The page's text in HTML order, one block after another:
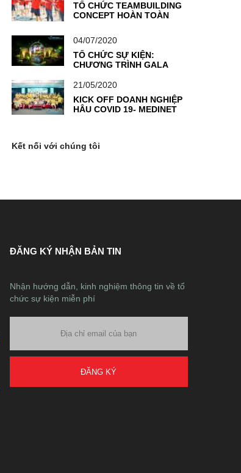
TỔ CHỨC TEAMBUILDING
CONCEPT HOÀN TOÀN
THỨC F1
04/07/2020
TỔ CHỨC SỰ KIỆN:
CHƯƠNG TRÌNH GALA
-ĐOÀN THANH NIÊN NGÂN
THƯƠNG VIỆT NAM
21/05/2020
KICK OFF DOANH NGHIỆP
HẬU COVID 19- MEDINET
Kết nối với chúng tôi
ĐĂNG KÝ NHẬN BẢN TIN
Nhận hướng dẫn, kinh nghiệm thông tin về tổ
chức sự kiện miễn phí
ĐĂNG KÝ